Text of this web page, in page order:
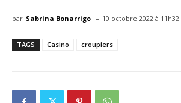
par Sabrina Bonarrigo - 10 octobre 2022 à 11h32
TAGS Casino croupiers